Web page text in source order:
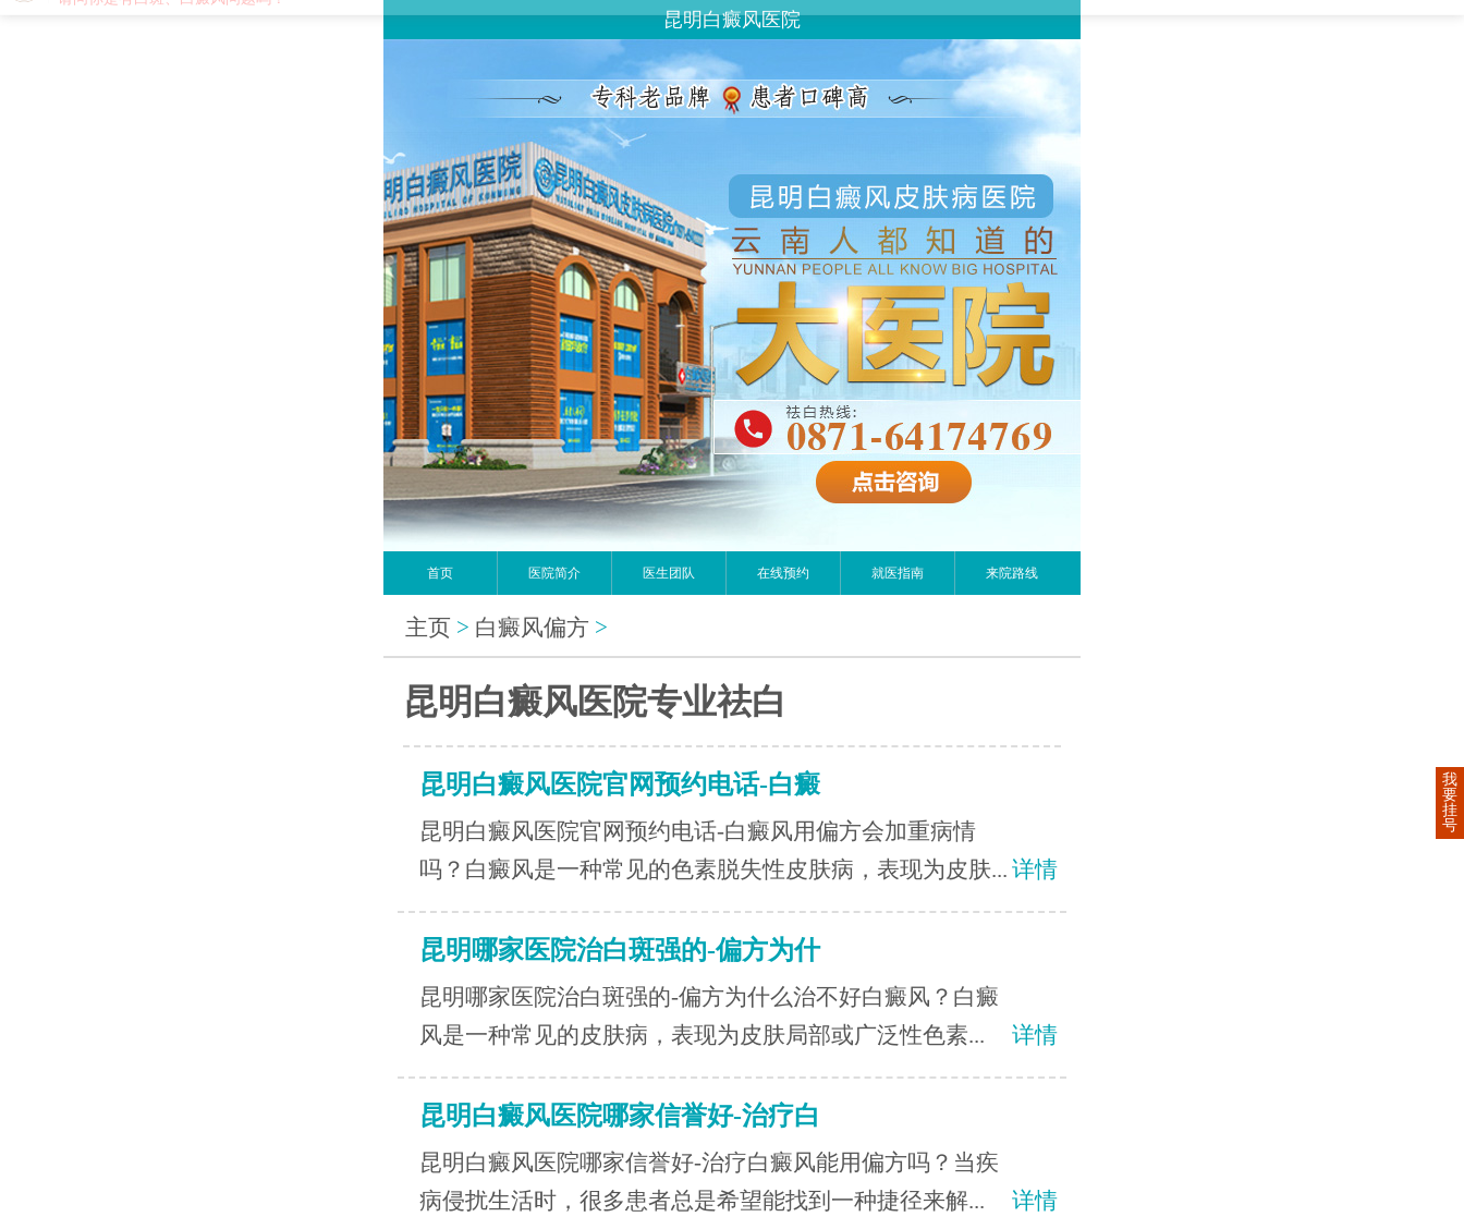
昆明白癜风医院
首页 医院简介 医生团队 在线预约 就医指南 来院路线
主页 > 白癜风偏方 >
昆明白癜风医院专业祛白
昆明白癜风医院官网预约电话-白癜
昆明白癜风医院官网预约电话-白癜风用偏方会加重病情
吗？白癜风是一种常见的色素脱失性皮肤病，表现为皮肤... 详情
昆明哪家医院治白斑强的-偏方为什
昆明哪家医院治白斑强的-偏方为什么治不好白癜风？白癜
风是一种常见的皮肤病，表现为皮肤局部或广泛性色素...
详情
昆明白癜风医院哪家信誉好-治疗白
昆明白癜风医院哪家信誉好-治疗白癜风能用偏方吗？当疾
病侵扰生活时，很多患者总是希望能找到一种捷径来解...
详情
我
要
挂
号